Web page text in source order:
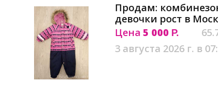
Продам:
девочки рост в
Цена 5 000 Р.
3 августа 2026 г. в